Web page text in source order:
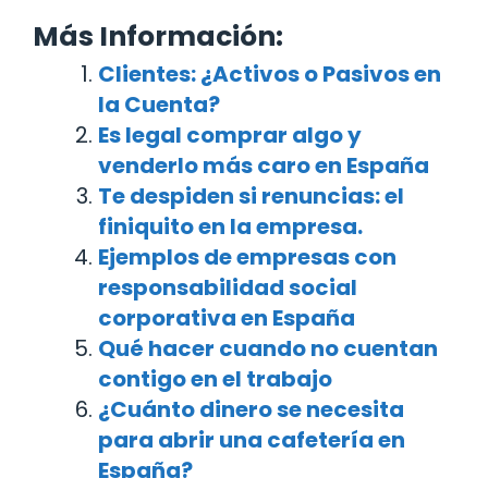
Más Información:
Clientes: ¿Activos o Pasivos en
la Cuenta?
Es legal comprar algo y
venderlo más caro en España
Te despiden si renuncias: el
finiquito en la empresa.
Ejemplos de empresas con
responsabilidad social
corporativa en España
Qué hacer cuando no cuentan
contigo en el trabajo
¿Cuánto dinero se necesita
para abrir una cafetería en
España?